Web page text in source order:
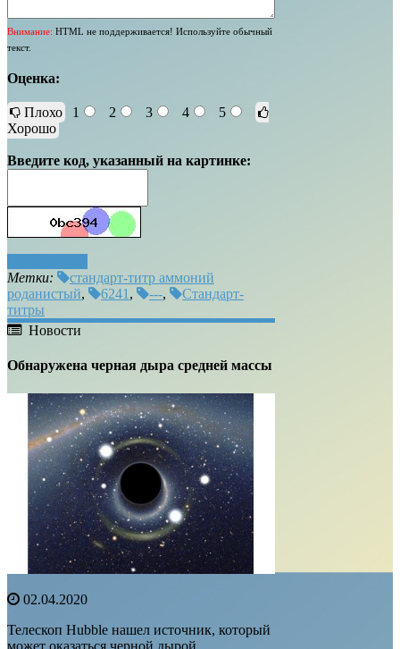
Внимание: HTML не поддерживается! Используйте обычный
текст.
Оценка:
Плохо 1 2 3 4
5
Хорошо
Введите код, указанный на картинке:
Метки:
стандарт-титр аммоний
роданистый, 6241 , ---,
Стандарт-
титры
Новости
Обнаружена черная дыра средней массы
02.04.2020
Телескоп Hubble нашел источник, который
может оказаться черной дырой